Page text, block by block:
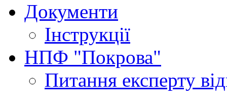
Документи
Інструкції
НПФ "Покрова"
Питання експерту